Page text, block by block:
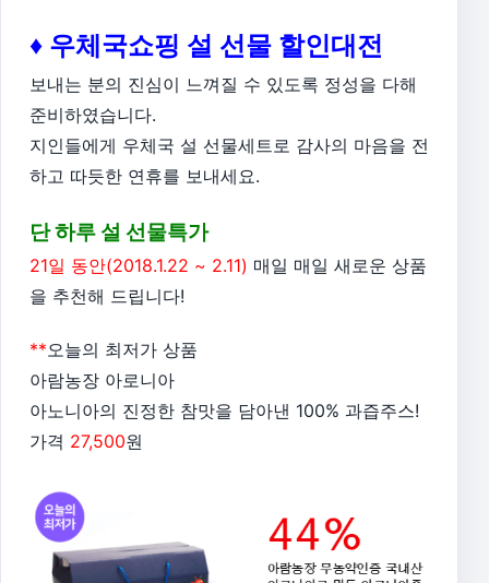
♦ 우체국쇼핑 설 선물 할인대전
보내는 분의 진심이 느껴질 수 있도록 정성을 다해
준비하였습니다.
지인들에게 우체국 설 선물세트로 감사의 마음을 전
하고 따듯한 연휴를 보내세요.
단 하루 설 선물특가
21일 동안(2018.1.22 ~ 2.11) 매일 매일 새로운 상품
을 추천해 드립니다!
**오늘의 최저가 상품
아람농장 아로니아
아노니아의 진정한 참맛을 담아낸 100% 과즙주스!
가격 27,500원